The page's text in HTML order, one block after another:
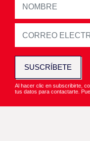
SUSCRÍBETE
Al hacer clic en subscribirte,
tus datos para contactarte.